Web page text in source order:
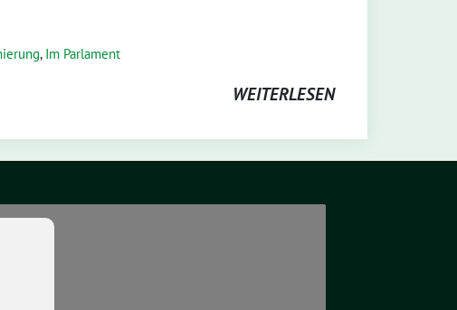
, Im Parlament
WEITERLESEN